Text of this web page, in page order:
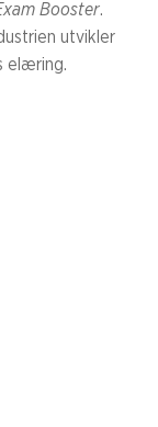
Booster.
utvikler
elæring.